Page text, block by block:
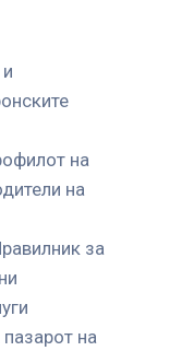
на
на
за
на